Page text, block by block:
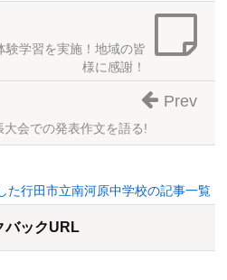
験学習を実施！地域の皆
様に感謝！
会での発表作文を語る!
Prev
た行田市立南河原中学校の記事一覧
バックURL